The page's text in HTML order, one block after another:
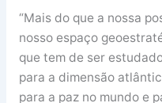
“Mais do que a nossa
nosso espaço
que tem de ser
para a dimensão
para a paz no mundo e